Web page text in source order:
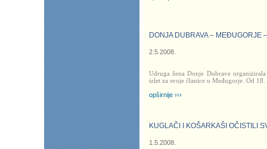
DONJA DUBRAVA – MEĐUGORJE
2.5.2008.
Udruga žena Donje Dubrave
izlet za svoje članice u Međugorje. Od
opširnije ›››
KUGLAČI I KOŠARKAŠI OČISTILI
1.5.2008.